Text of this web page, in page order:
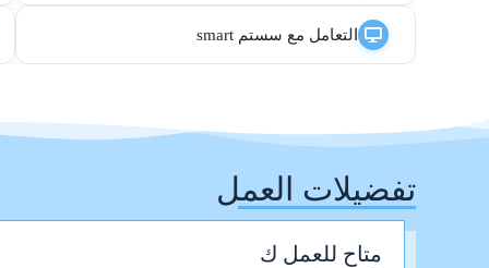
التعامل مع سستم smart
تفضيلات العمل
متاح للعمل ك